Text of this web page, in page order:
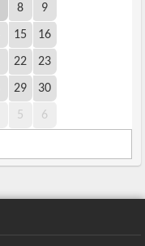
8 9
15 16
22 23
29 30
5 6